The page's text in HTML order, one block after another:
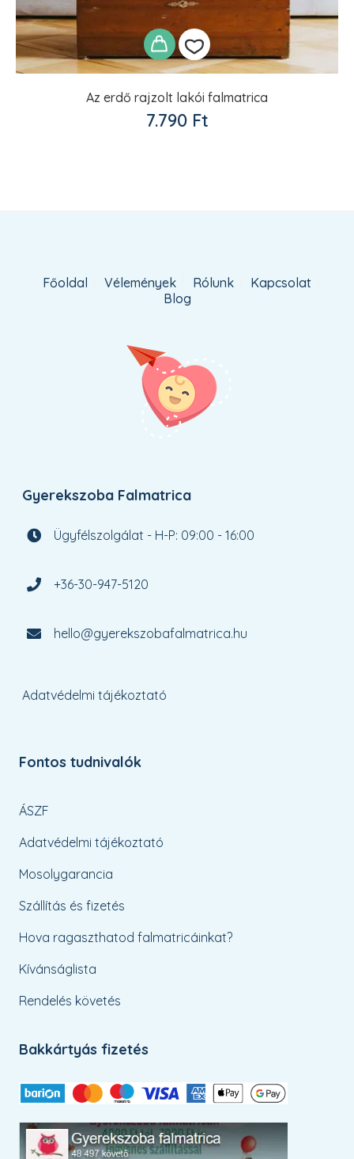
Az erdő rajzolt lakói falmatrica
7.790 Ft
Kedvencekhez
Főoldal Vélemények Rólunk
Kapcsolat
Blog
Gyerekszoba Falmatrica
Ügyfélszolgálat - H-P: 09:00 - 16:00
+36-30-947-5120
hello@gyerekszobafalmatrica.hu
Adatvédelmi tájékoztató
Fontos tudnivalók
ÁSZF
Adatvédelmi tájékoztató
Mosolygarancia
Szállítás és fizetés
Hova ragaszthatod falmatricáinkat?
Kívánságlista
Rendelés követés
Bakkártyás fizetés